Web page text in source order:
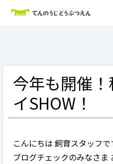
今年も開催
イSHOW！
こんにちは 飼育スタッフで
ブログチェックのみなさま